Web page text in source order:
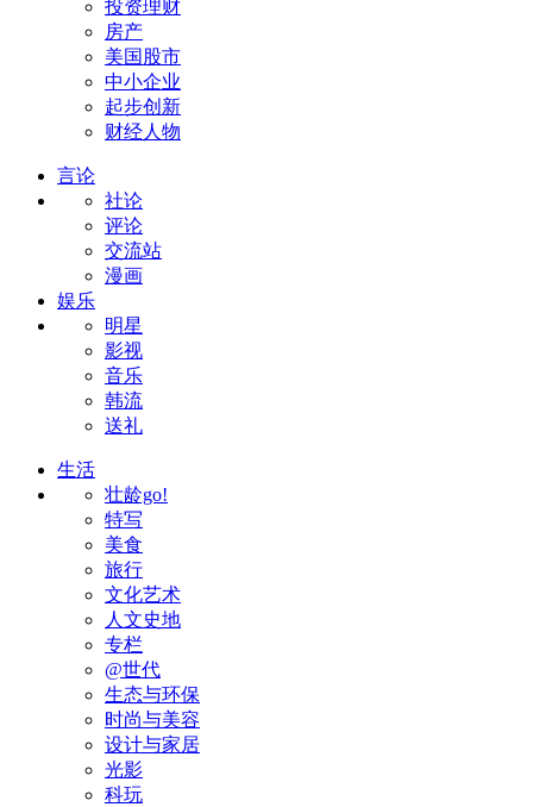
投资理财
房产
美国股市
中小企业
起步创新
财经人物
言论
社论
评论
交流站
漫画
娱乐
明星
影视
音乐
韩流
送礼
生活
壮龄go!
特写
美食
旅行
文化艺术
人文史地
专栏
@世代
生态与环保
时尚与美容
设计与家居
光影
科玩